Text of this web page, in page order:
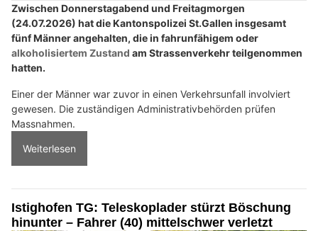
Zwischen Donnerstagabend und Freitagmorgen
(24.07.2026) hat die Kantonspolizei St.Gallen insgesamt
fünf Männer angehalten, die in fahrunfähigem oder
alkoholisiertem Zustand am Strassenverkehr teilgenommen
hatten.
Einer der Männer war zuvor in einen Verkehrsunfall involviert
gewesen. Die zuständigen Administrativbehörden prüfen
Massnahmen.
Weiterlesen
Istighofen TG: Teleskoplader stürzt Böschung
hinunter – Fahrer (40) mittelschwer verletzt